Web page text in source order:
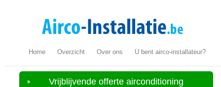
Home Overzicht Over ons U bent airco-installateur?
Vrijblijvende offerte airconditioning